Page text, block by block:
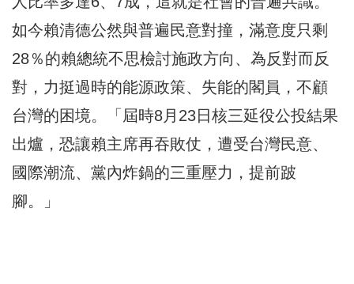
如今賴清德公然與普遍民意對撞，滿意度只剩
28％的賴總統不思檢討施政方向、為反對而反
對，力挺過時的能源政策、失能的閣員，不顧
台灣的困境。「屆時8月23日核三延役公投結果
出爐，恐讓賴主席再吞敗仗，遭受台灣民意、
國際潮流、黨內炸鍋的三重壓力，提前跛
腳。」